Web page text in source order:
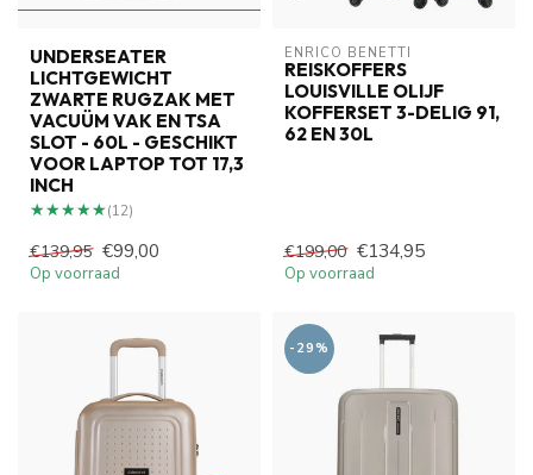
UNDERSEATER
LICHTGEWICHT
ZWARTE RUGZAK MET
VACUÜM VAK EN TSA
SLOT - 60L - GESCHIKT
VOOR LAPTOP TOT 17,3
INCH
★★★★★
★★★★★(12)
€139,95 €99,00
Op voorraad
ENRICO BENETTI
REISKOFFERS
LOUISVILLE OLIJF
KOFFERSET 3-DELIG 91,
62 EN 30L
€199,00 €134,95
Op voorraad
-29%